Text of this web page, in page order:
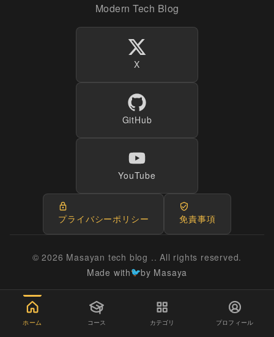
Modern Tech Blog
X
GitHub
YouTube
プライバシーポリシー 免責事項
© 2026 Masayan tech blog .. All rights reserved.
Made with
by Masaya
ホーム コース カテゴリ プロフィール